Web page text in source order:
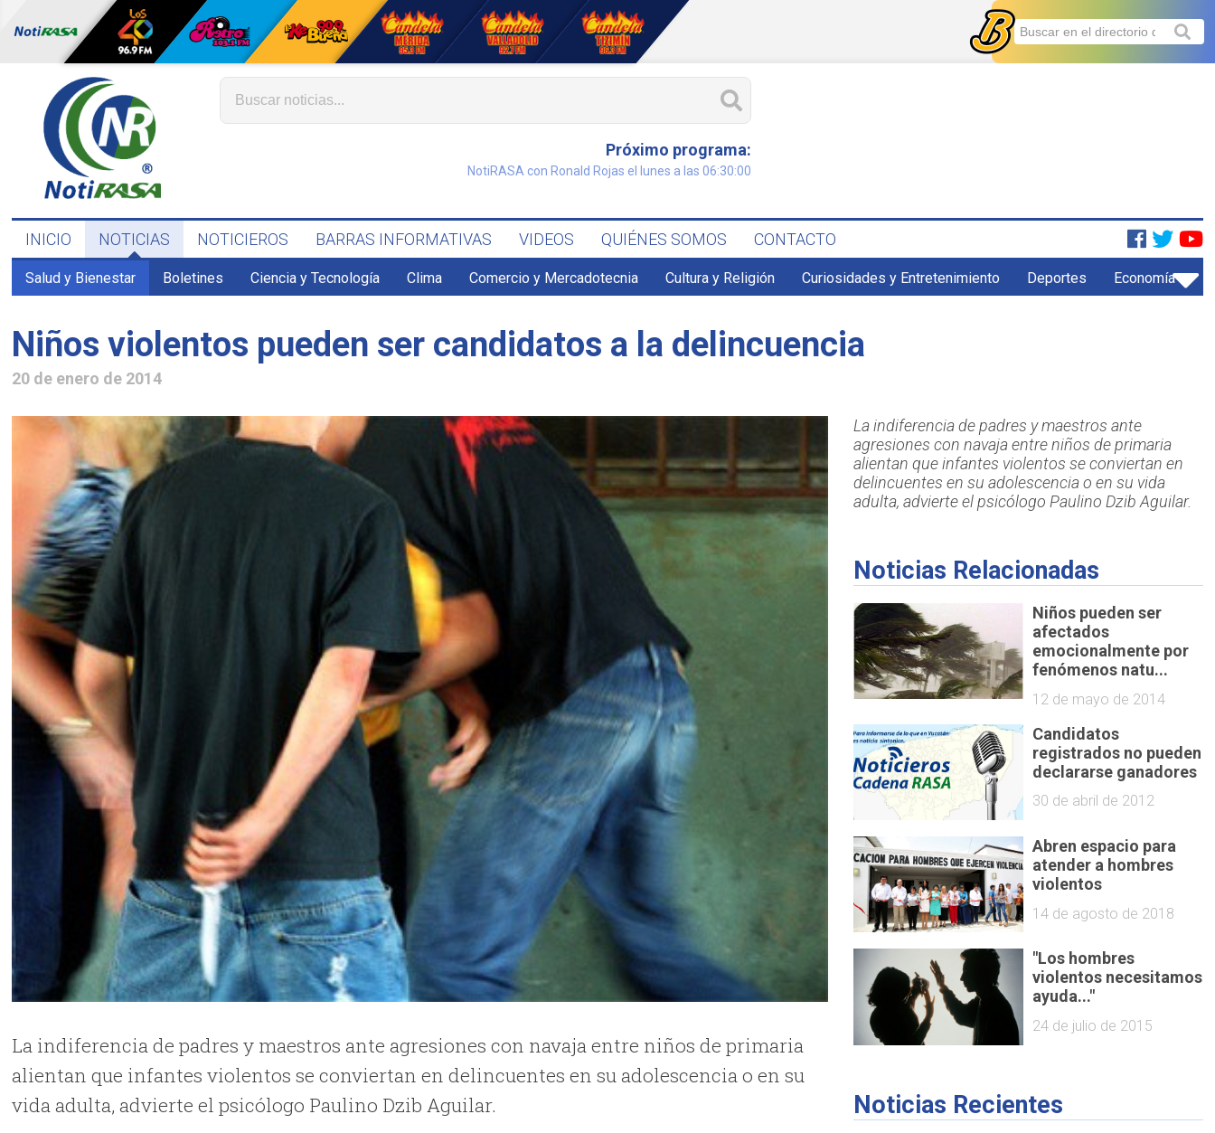
Próximo programa:
NotiRASA con Ronald Rojas el lunes a las 06:30:00
INICIO NOTICIAS NOTICIEROS BARRAS INFORMATIVAS VIDEOS QUIÉNES SOMOS CONTACTO
Salud y Bienestar Boletines Ciencia y Tecnología Clima Comercio y Mercadotecnia Cultura y Religión Curiosidades y Entretenimiento Deportes Economía
Niños violentos pueden ser candidatos a la delincuencia
20 de enero de 2014
La indiferencia de padres y maestros ante agresiones con navaja entre niños de primaria
alientan que infantes violentos se conviertan en delincuentes en su adolescencia o en su
vida adulta, advierte el psicólogo Paulino Dzib Aguilar.
La indiferencia de padres y maestros ante
agresiones con navaja entre niños de primaria
alientan que infantes violentos se conviertan en
delincuentes en su adolescencia o en su vida
adulta, advierte el psicólogo Paulino Dzib Aguilar.
Noticias Relacionadas
Niños pueden ser
afectados
emocionalmente por
fenómenos natu...
12 de mayo de 2014
Candidatos
registrados no pueden
declararse ganadores
30 de abril de 2012
Abren espacio para
atender a hombres
violentos
14 de agosto de 2018
"Los hombres
violentos necesitamos
ayuda..."
24 de julio de 2015
Noticias Recientes